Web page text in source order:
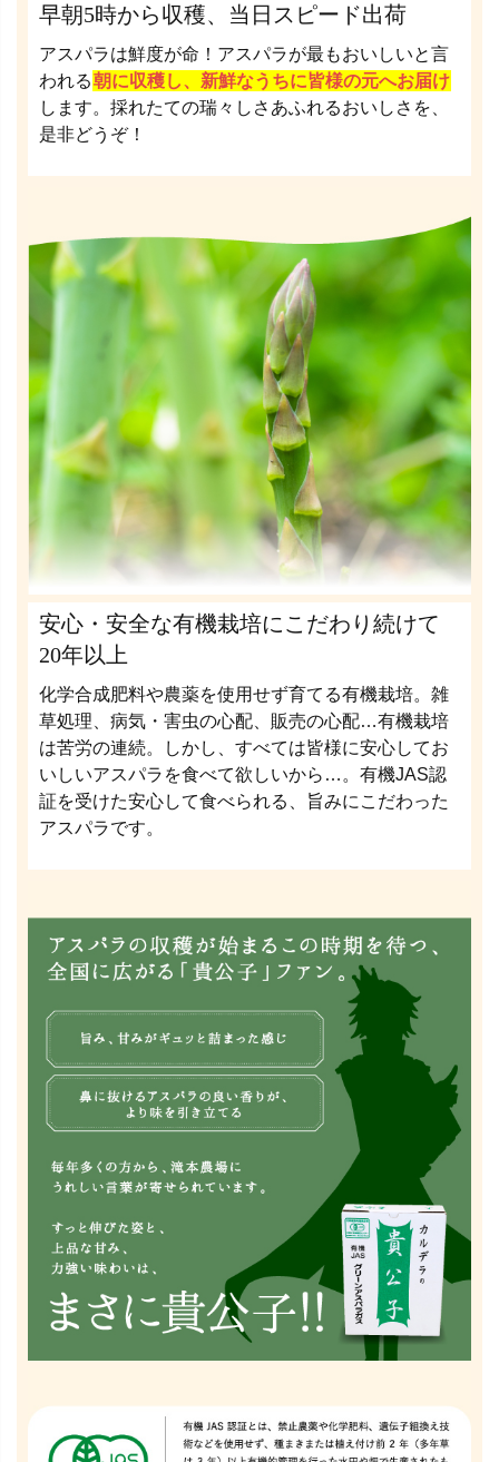
早朝5時から収穫、当日スピード出荷
アスパラは鮮度が命！アスパラが最もおいしいと言
われる朝に収穫し、新鮮なうちに皆様の元へお届け
します。採れたての瑞々しさあふれるおいしさを、
是非どうぞ！
安心・安全な有機栽培にこだわり続けて
20年以上
化学合成肥料や農薬を使用せず育てる有機栽培。雑
草処理、病気・害虫の心配、販売の心配…有機栽培
は苦労の連続。しかし、すべては皆様に安心してお
いしいアスパラを食べて欲しいから…。有機JAS認
証を受けた安心して食べられる、旨みにこだわった
アスパラです。